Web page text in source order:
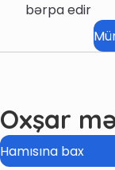
bərpa edir
Oxşar
Hamısına bax